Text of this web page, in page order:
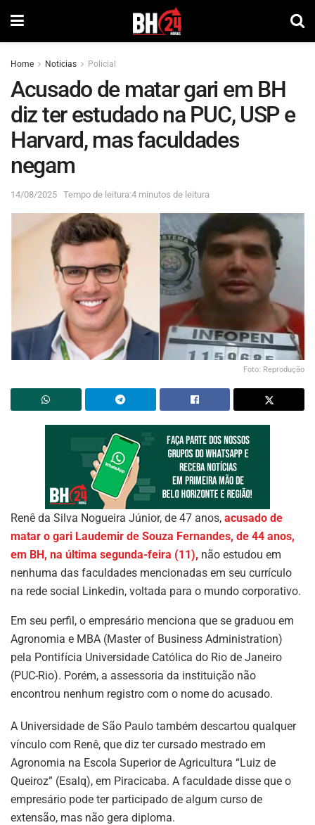
Home Noticias Policial
Acusado de matar gari em BH
diz ter estudado na PUC, USP e
Harvard, mas faculdades
negam
14/08/2025 Tempo de leitura:4 minutos de leitura
Foto: Reprodução
Renê da Silva Nogueira Júnior, de 47 anos, acusado de
matar o gari Laudemir de Souza Fernandes, de 44 anos,
em BH, na última segunda-feira (11), não estudou em
nenhuma das faculdades mencionadas em seu currículo
na rede social Linkedin, voltada para o mundo corporativo.
Em seu perfil, o empresário menciona que se graduou em
Agronomia e MBA (Master of Business Administration)
pela Pontifícia Universidade Católica do Rio de Janeiro
(PUC-Rio). Porém, a assessoria da instituição não
encontrou nenhum registro com o nome do acusado.
A Universidade de São Paulo também descartou qualquer
vínculo com Renê, que diz ter cursado mestrado em
Agronomia na Escola Superior de Agricultura “Luiz de
Queiroz” (Esalq), em Piracicaba. A faculdade disse que o
empresário pode ter participado de algum curso de
extensão, mas não gera diploma.